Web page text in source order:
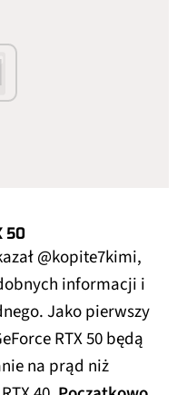
50
@kopite7kimi,
informacji i
Jako pierwszy
RTX 50 będą
na prąd niż